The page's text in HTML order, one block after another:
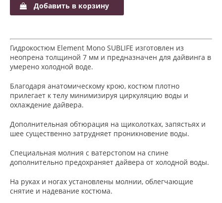
Добавить в корзину
Гидрокостюм Element Mono SUBLIFE изготовлен из
неопрена толщиной 7 мм и предназначен для дайвинга в
умерено холодной воде.
Благодаря анатомическому крою, костюм плотно
прилегает к телу минимизируя циркуляцию воды и
охлаждение дайвера.
Дополнительная обтюрация на щиколотках, запястьях и
шее существенно затрудняет проникновение воды.
Специальная молния с ватерстопом на спине
дополнительно предохраняет дайвера от холодной воды.
На руках и ногах установлены молнии, облегчающие
снятие и надевание костюма.